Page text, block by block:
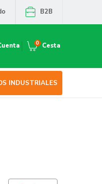
B2B
Cesta
0
INDUSTRIALES